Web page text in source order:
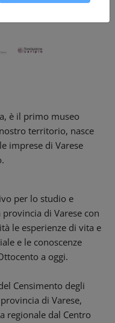
è il primo museo
territorio, nasce
imprese di Varese
per lo studio e
di Varese con
le esperienze di vita e
e le conoscenze
a oggi.
Censimento degli
di Varese,
regionale dal Centro